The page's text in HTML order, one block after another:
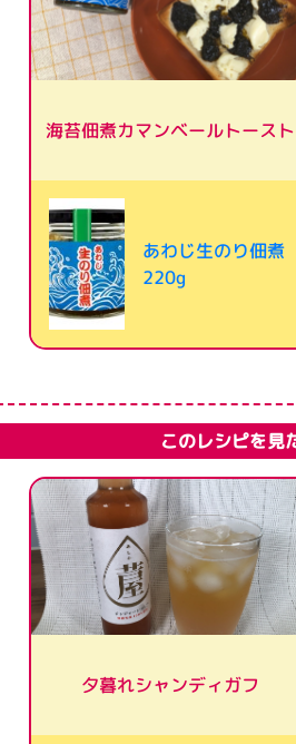
海苔佃煮カマンベールトースト
あわじ生のり佃煮
220g
このレシピを見
夕暮れシャンディガフ